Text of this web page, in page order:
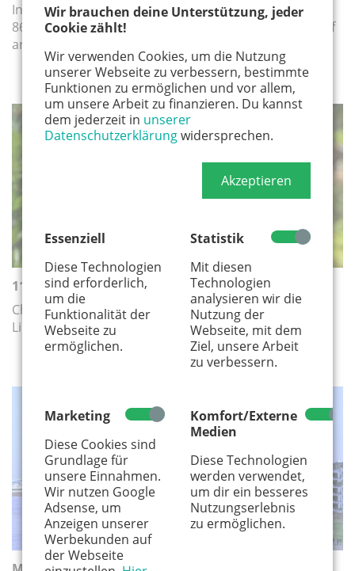
Wir brauchen deine Unterstützung, jeder
Cookie zählt!
Wir verwenden Cookies, um die Nutzung
unserer Webseite zu verbessern, bestimmte
Funktionen zu ermöglichen und vor allem,
um unsere Arbeit zu finanzieren. Du kannst
dem jederzeit in unserer
Datenschutzerklärungwidersprechen.
Akzeptieren
Essenziell
Diese Technologien
sind erforderlich,
um die
Funktionalität der
Webseite zu
ermöglichen.
Statistik
Mit diesen
Technologien
analysieren wir die
Nutzung der
Webseite, mit dem
Ziel, unsere Arbeit
zu verbessern.
Marketing
Diese Cookies sind
Grundlage für
unsere Einnahmen.
Wir nutzen Google
Adsense, um
Anzeigen unserer
Werbekunden auf
der Webseite
Komfort/Externe
Medien
Diese Technologien
werden verwendet,
um dir ein besseres
Nutzungserlebnis
zu ermöglichen.
In der Reihe „Ming Veedel“ stellen wir euch einige der
86 Kölner Stadtteile näher vor – diesmal ist Bickendorf
an der Reihe
STADTGESPRÄCH
11 Fragen an Michael Kokott
Chorleiter Michael Kokott lebt mit seiner Familie in
Lindenthal
STADTGESPRÄCH